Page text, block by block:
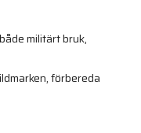
militärt bruk,
förbereda